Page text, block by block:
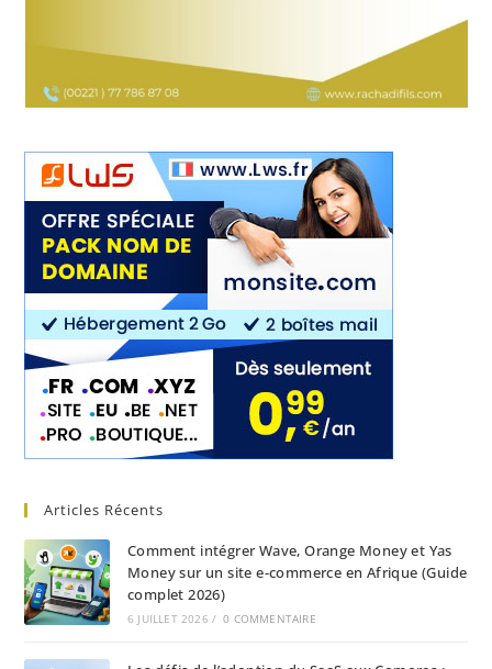
Articles Récents
Comment intégrer Wave, Orange Money et Yas
Money sur un site e-commerce en Afrique (Guide
complet 2026)
6 JUILLET 2026 / 0 COMMENTAIRE